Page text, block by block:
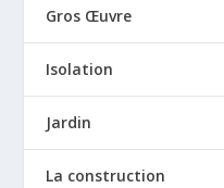
Gros Œuvre
Isolation
Jardin
La construction